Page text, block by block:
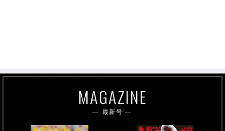
MAGAZINE
最新号